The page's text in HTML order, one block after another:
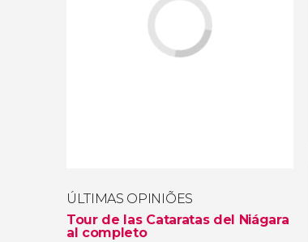
ÚLTIMAS OPINIÕES
Tour de las Cataratas del Niágara
al completo